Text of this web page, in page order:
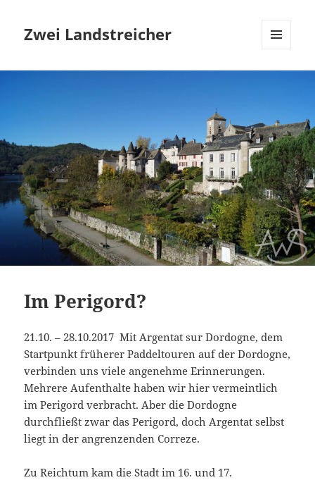
Zwei Landstreicher
Im Perigord?
21.10. – 28.10.2017 Mit Argentat sur Dordogne, dem
Startpunkt früherer Paddeltouren auf der Dordogne,
verbinden uns viele angenehme Erinnerungen.
Mehrere Aufenthalte haben wir hier vermeintlich
im Perigord verbracht. Aber die Dordogne
durchfließt zwar das Perigord, doch Argentat selbst
liegt in der angrenzenden Correze.
Zu Reichtum kam die Stadt im 16. und 17.